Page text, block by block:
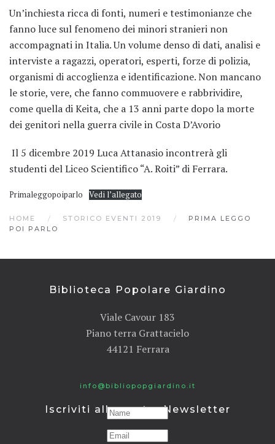
Un’inchiesta ricca di fonti, numeri e testimonianze che
fanno luce sul fenomeno dei minori stranieri non
accompagnati in Italia. Un volume denso di dati, analisi e
interviste a ragazzi, operatori, esperti, forze di polizia,
organismi di accoglienza e identificazione. Non mancano
le storie, vere, che fanno commuovere e rabbrividire,
come quella di Keita, che a 13 anni parte dopo la morte
dei genitori nella guerra civile in Costa D’Avorio
Il 5 dicembre 2019 Luca Attanasio incontrerà gli
studenti del Liceo Scientifico “A. Roiti” di Ferrara.
Primaleggopoiparlo Vedi l’allegato
HOME STORICO EVENTI 2019
PRIMA LEGGO
POI PARLO
Biblioteca Popolare Giardino
Viale Cavour 183
Piano terra Grattacielo
44121 Ferrara
info@bibliopopgiardino.it
Iscriviti alla nostra Newsletter